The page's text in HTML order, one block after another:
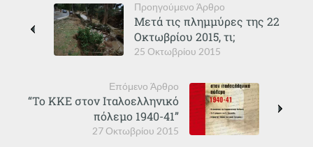
Προηγούμενο Άρθρο
25 Οκτωβρίου 2015
Μετά τις πλημμύρες της 22
Οκτωβρίου 2015, τι;
Επόμενο Άρθρο
27 Οκτωβρίου 2015
“Το ΚΚΕ στον Ιταλοελληνικό
πόλεμο 1940-41”